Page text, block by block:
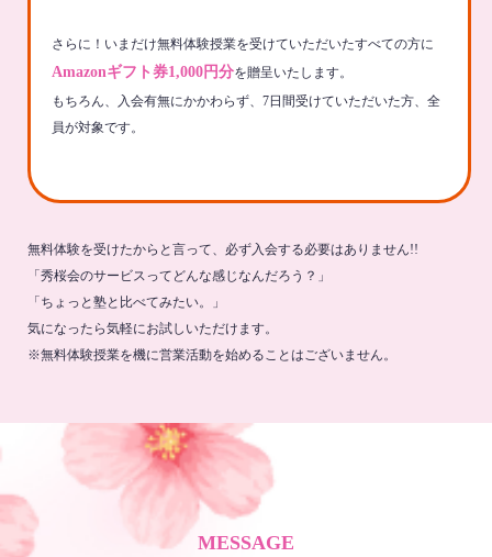
さらに！いまだけ無料体験授業を受けていただいたすべての方に
Amazonギフト券1,000円分を贈呈いたします。
もちろん、入会有無にかかわらず、7日間受けていただいた方、全
員が対象です。
無料体験を受けたからと言って、必ず入会する必要はありません!!
「秀桜会のサービスってどんな感じなんだろう？」
「ちょっと塾と比べてみたい。」
気になったら気軽にお試しいただけます。
※無料体験授業を機に営業活動を始めることはございません。
MESSAGE